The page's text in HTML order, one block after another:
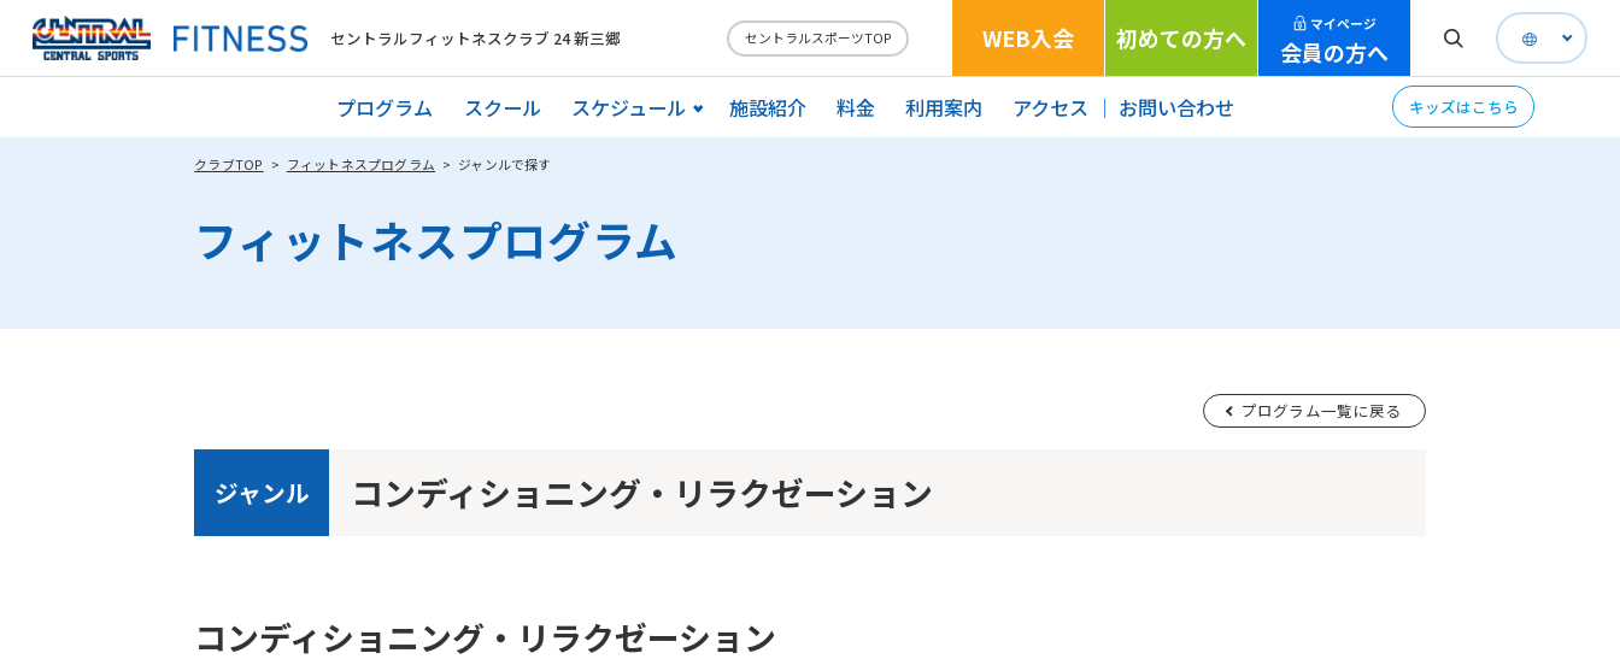
セントラルフィットネスクラブ 24 新三郷 セントラルスポーツTOP WEB入会 初めての方へ マイページ
会員の方へ
プログラム スクール スケジュール 施設紹介 料金 利用案内 アクセス お問い合わせ キッズはこちら
クラブTOP フィットネスプログラム ジャンルで探す
フィットネスプログラム
プログラム一覧に戻る
ジャンル コンディショニング・リラクゼーション
コンディショニング・リラクゼーション